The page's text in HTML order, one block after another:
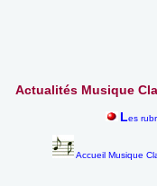
Actualités Musique
Les
Accueil Musique